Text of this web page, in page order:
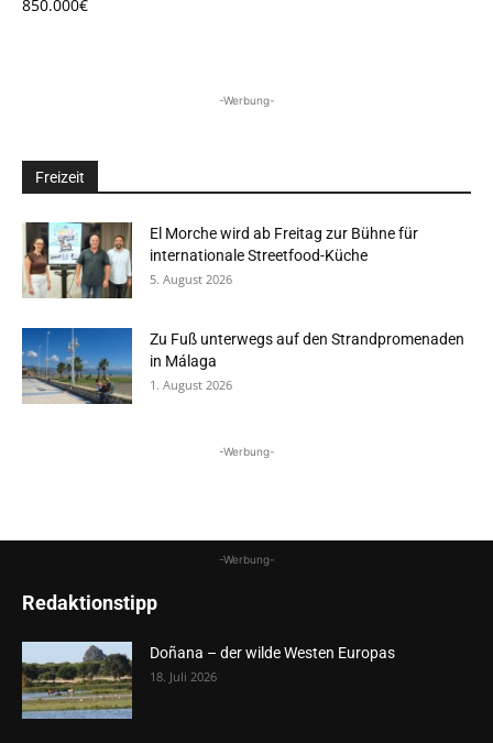
850.000€
-Werbung-
Freizeit
El Morche wird ab Freitag zur Bühne für
internationale Streetfood-Küche
5. August 2026
Zu Fuß unterwegs auf den Strandpromenaden
in Málaga
1. August 2026
-Werbung-
-Werbung-
Redaktionstipp
Doñana – der wilde Westen Europas
18. Juli 2026